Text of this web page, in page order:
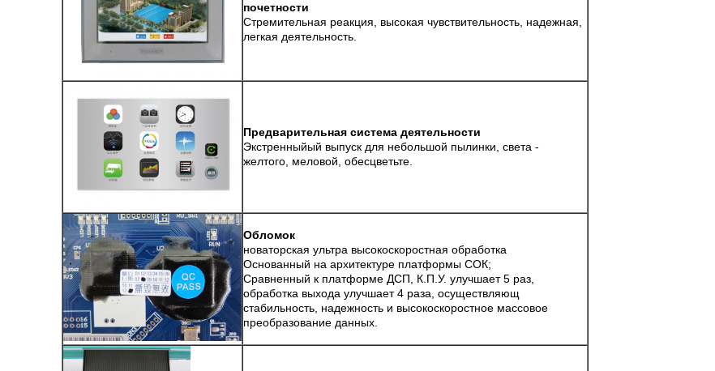
почетности
Стремительная реакция, высокая чувствительность, надежная,
легкая деятельность.
Предварительная система деятельности
Экстренныйый выпуск для небольшой пылинки, света -
желтого, меловой, обесцветьте.
Обломок
новаторская ультра высокоскоростная обработка
Основанный на архитектуре платформы СОК;
Сравненный к платформе ДСП, К.П.У. улучшает 5 раз,
обработка выхода улучшает 4 раза, осуществляющ
стабильность, надежность и высокоскоростное массовое
преобразование данных.